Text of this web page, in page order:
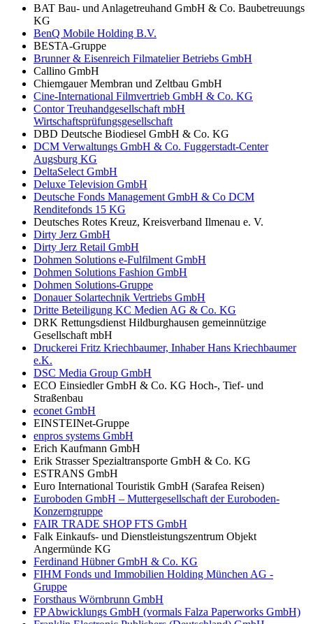
BAT Bau- und Anlagetreuhand GmbH & Co. Baubetreuungs
KG
BenQ Mobile Holding B.V.
BESTA-Gruppe
Brunner & Eisenreich Filmatelier Betriebs GmbH
Callino GmbH
Chiemgauer Membran und Zeltbau GmbH
Cine-International Filmvertrieb GmbH & Co. KG
Contor Treuhandgesellschaft mbH
Wirtschaftsprüfungsgesellschaft
DBD Deutsche Biodiesel GmbH & Co. KG
DCM Verwaltungs GmbH & Co. Fuggerstadt-Center
Augsburg KG
DeltaSelect GmbH
Deluxe Television GmbH
Deutsche Fonds Management GmbH & Co DCM
Renditefonds 15 KG
Deutsches Rotes Kreuz, Kreisverband Ilmenau e. V.
Dirty Jerz GmbH
Dirty Jerz Retail GmbH
Dohmen Solutions e-Fulfilment GmbH
Dohmen Solutions Fashion GmbH
Dohmen Solutions-Gruppe
Donauer Solartechnik Vertriebs GmbH
Dritte Beteiligung KC Medien AG & Co. KG
DRK Rettungsdienst Hildburghausen gemeinnützige
Gesellschaft mbH
Druckerei Fritz Kriechbaumer, Inhaber Hans Kriechbaumer
e.K.
DSC Media Group GmbH
ECO Einsiedler GmbH & Co. KG Hoch-, Tief- und
Straßenbau
econet GmbH
EINSTEINet-Gruppe
enpros systems GmbH
Erich Kaufmann GmbH
Erik Strasser Spezialtransporte GmbH & Co. KG
ESTRANS GmbH
Euro International Touristik GmbH (Sarafea Reisen)
Euroboden GmbH – Muttergesellschaft der Euroboden-
Konzerngruppe
FAIR TRADE SHOP FTS GmbH
Falk Einkaufs- und Dienstleistungszentrum Objekt
Angermünde KG
Ferdinand Hübner GmbH & Co. KG
FIHM Fonds und Immobilien Holding München AG -
Gruppe
Forsthaus Wörnbrunn GmbH
FP Abwicklungs GmbH (vormals Falza Paperworks GmbH)